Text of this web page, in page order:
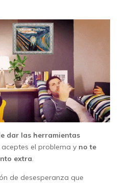
dar las herramientas
el problema y no te
extra.
de desesperanza que